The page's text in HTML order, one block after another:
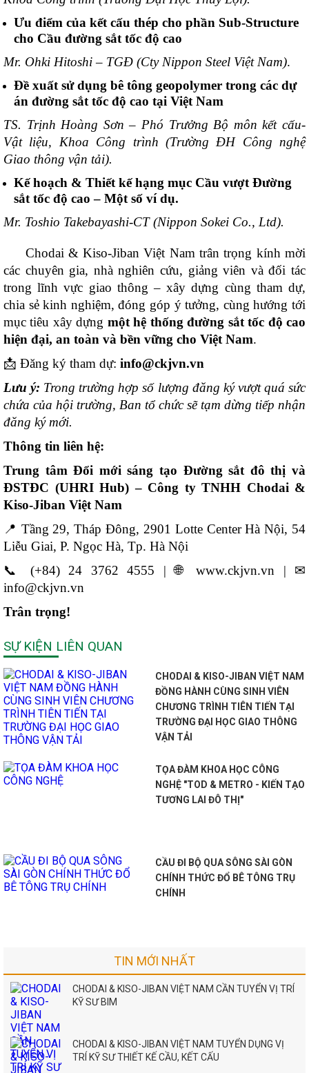
Ưu điểm của kết cấu thép cho phần Sub-Structure
cho Cầu đường sắt tốc độ cao
Mr. Ohki Hitoshi – TGĐ (Cty Nippon Steel Việt Nam).
Đề xuất sử dụng bê tông geopolymer trong các dự
án đường sắt tốc độ cao tại Việt Nam
TS. Trịnh Hoàng Sơn – Phó Trưởng Bộ môn kết cấu-
Vật liệu, Khoa Công trình (Trường ĐHCông nghệ
Giao thông vận tải).
Kế hoạch & Thiết kế hạng mục Cầu vượt Đường
sắt tốc độ cao – Một số ví dụ.
Mr. Toshio Takebayashi-CT (Nippon Sokei Co., Ltd).
Chodai & Kiso-Jiban Việt Nam trân trọng kính mời
các chuyên gia, nhà nghiên cứu, giảng viên và đối tác
trong lĩnh vực giao thông – xây dựng cùng tham dự,
chia sẻ kinh nghiệm, đóng góp ý tưởng, cùng hướng tới
mục tiêu xây dựng một hệ thống đường sắt tốc độ cao
hiện đại, an toàn và bền vững cho Việt Nam.
📩 Đăng ký tham dự: info@ckjvn.vn
Lưu ý: Trong trường hợp số lượng đăng ký vượt quá sức
chứa của hội trường, Ban tổ chức sẽ tạm dừng tiếp nhận
đăng ký mới.
Thông tin liên hệ:
Trung tâm Đổi mới sáng tạo Đường sắt đô thị và
ĐSTĐC (UHRI Hub) – Công ty TNHH Chodai &
Kiso-Jiban Việt Nam
📍 Tầng 29, Tháp Đông, 2901 Lotte Center Hà Nội, 54
Liễu Giai, P. Ngọc Hà, Tp. Hà Nội
📞 (+84) 24 3762 4555 | 🌐 www.ckjvn.vn | ✉
info@ckjvn.vn
Trân trọng!
SỰ KIỆN LIÊN QUAN
CHODAI & KISO-JIBAN VIỆT NAM
ĐỒNG HÀNH CÙNG SINH VIÊN
CHƯƠNG TRÌNH TIÊN TIẾN TẠI
TRƯỜNG ĐẠI HỌC GIAO THÔNG
VẬN TẢI
TỌA ĐÀM KHOA HỌC CÔNG
NGHỆ "TOD & METRO - KIẾN TẠO
TƯƠNG LAI ĐÔ THỊ"
CẦU ĐI BỘ QUA SÔNG SÀI GÒN
CHÍNH THỨC ĐỔ BÊ TÔNG TRỤ
CHÍNH
TIN MỚI NHẤT
CHODAI & KISO-JIBAN VIỆT NAM CẦN TUYỂN VỊ TRÍ
KỸ SƯ BIM
CHODAI & KISO-JIBAN VIỆT NAM TUYỂN DỤNG VỊ
TRÍ KỸ SƯ THIẾT KẾ CẦU, KẾT CẤU